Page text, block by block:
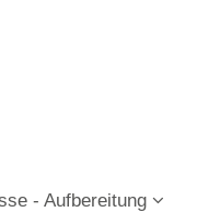
- Aufbereitung